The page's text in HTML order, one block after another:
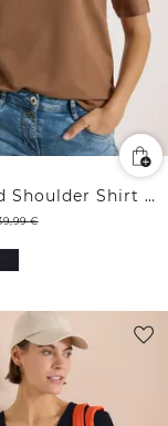
Dropped Shoulder Shirt mit Knöpfen
€